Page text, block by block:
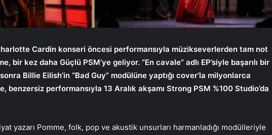
Cardin konseri öncesi performansıyla müzikseverlerden tam not
bir kez daha Güçlü PSM’ye geliyor. “En cavale” adlı EP’siyle başarılı bir
Billie Eilish’in “Bad Guy” modülüne yaptığı cover’la milyonlarca
benzersiz performansıyla 13 Aralık akşamı Strong PSM %100 Studio’da
yazarı Pomme, folk, pop ve akustik unsurları harmanladığı modülleriyle